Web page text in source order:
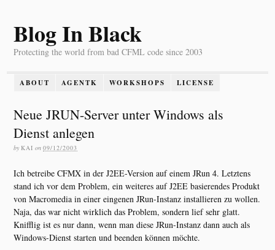
Blog In Black
Protecting the world from bad CFML code since 2003
ABOUT AGENTK WORKSHOPS LICENSE
Neue JRUN-Server unter Windows als
Dienst anlegen
by KAI on 09/12/2003
Ich betreibe CFMX in der J2EE-Version auf einem JRun 4. Letztens
stand ich vor dem Problem, ein weiteres auf J2EE basierendes Produkt
von Macromedia in einer eingenen JRun-Instanz installieren zu wollen.
Naja, das war nicht wirklich das Problem, sondern lief sehr glatt.
Knifflig ist es nur dann, wenn man diese JRun-Instanz dann auch als
Windows-Dienst starten und beenden können möchte.